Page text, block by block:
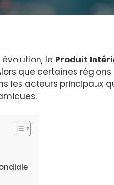
le Produit
que certaines
les acteurs principaux